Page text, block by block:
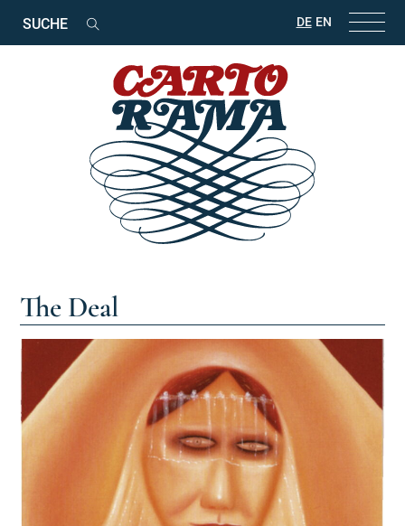
Suchbegriffe
DE EN
The Deal